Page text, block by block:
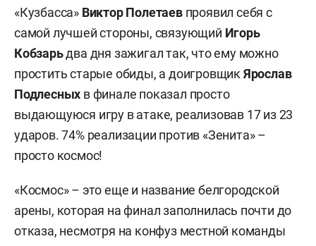
«Кузбасса» Виктор Полетаевпроявил себя с
самой лучшей стороны, связующий Игорь
Кобзарьдва дня зажигал так, что ему можно
простить старые обиды, а доигровщик Ярослав
Подлесных в финале показал просто
выдающуюся игру в атаке, реализовав 17 из 23
ударов. 74% реализации против «Зенита» –
просто космос!
«Космос» – это еще и название белгородской
арены, которая на финал заполнилась почти до
отказа, несмотря на конфуз местной команды